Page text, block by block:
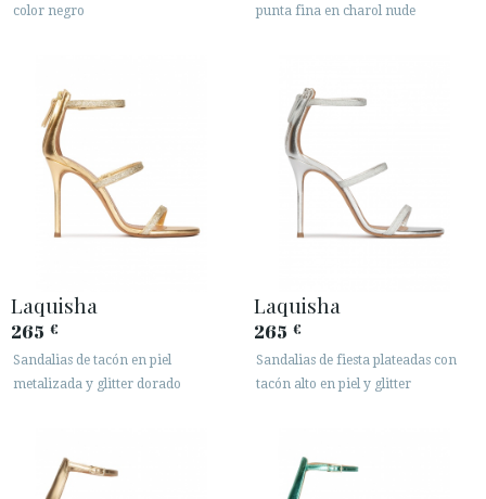
color negro
punta fina en charol nude
Laquisha
265 €
Sandalias de tacón en piel
metalizada y glitter dorado
Laquisha
265 €
Sandalias de fiesta plateadas con
tacón alto en piel y glitter